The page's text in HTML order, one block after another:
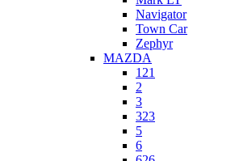
Navigator
Town Car
Zephyr
MAZDA
121
2
3
323
5
6